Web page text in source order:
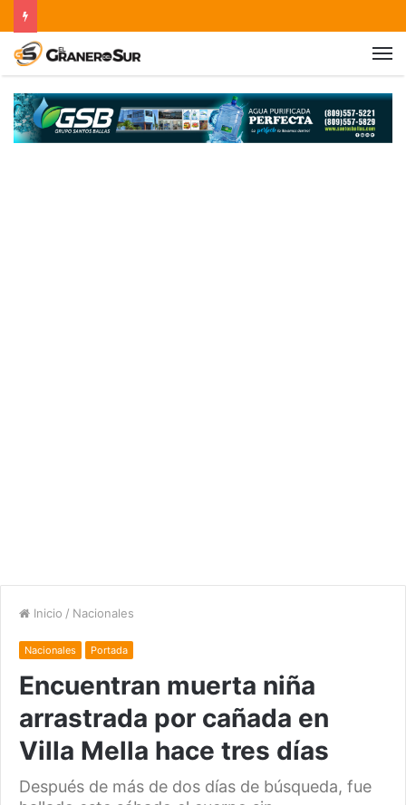
Inicio / Nacionales
Nacionales Portada
Encuentran muerta niña
arrastrada por cañada en
Villa Mella hace tres días
Después de más de dos días de búsqueda, fue